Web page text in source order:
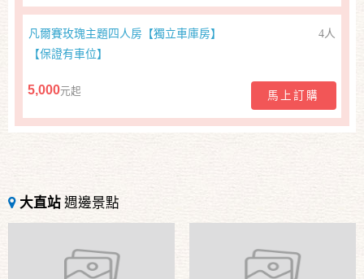
凡爾賽玫瑰主題四人房【獨立車庫房】
【保證有車位】
4人
5,000元起 馬上訂購
大直站 週邊景點